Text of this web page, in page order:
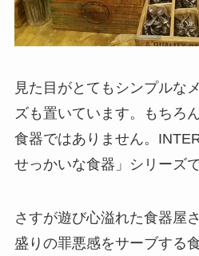
見た目がとてもシンプルな
ズも置いています。もちろ
食器ではありません。
せっかいな食器」シリーズで
さすが遊び心溢れた食器屋
盛りの罪悪感をサーブする